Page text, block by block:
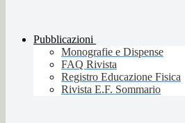
Pubblicazioni
Monografie e Dispense
FAQ Rivista
Registro Educazione Fisica
Rivista E.F. Sommario